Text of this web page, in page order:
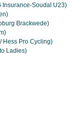
Insurance-Soudal U23)
Brackwede)
Hess Pro Cycling)
Ladies)